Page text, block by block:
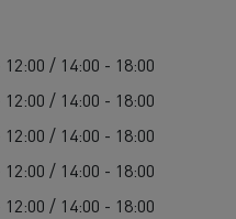
12:00 / 14:00 - 18:00
12:00 / 14:00 - 18:00
12:00 / 14:00 - 18:00
12:00 / 14:00 - 18:00
12:00 / 14:00 - 18:00